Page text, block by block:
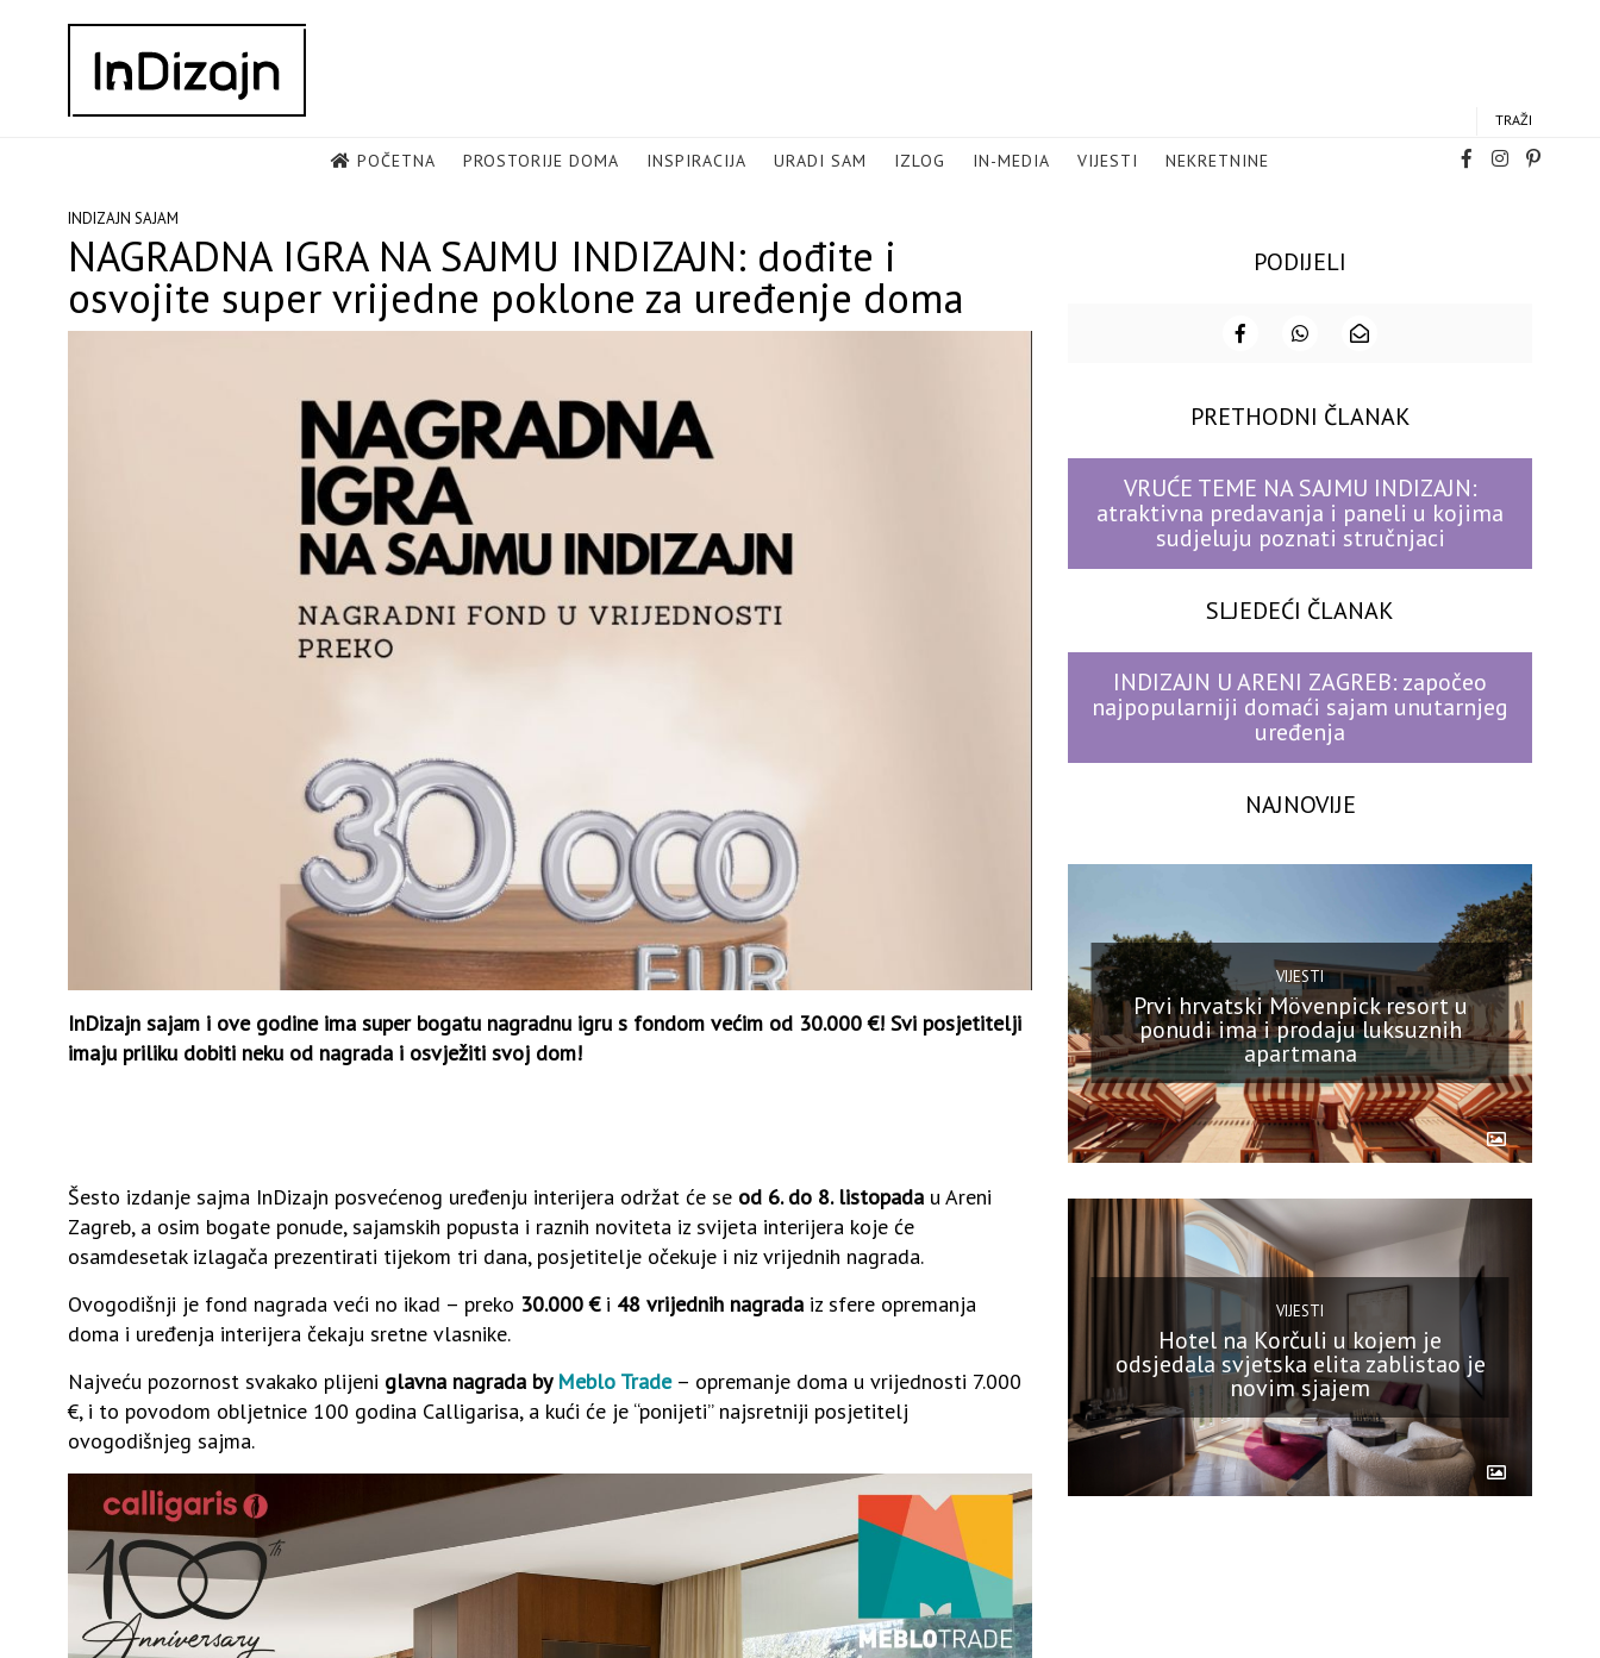
TRAŽI
POČETNA PROSTORIJE DOMA INSPIRACIJA URADI SAM IZLOG IN-MEDIA VIJESTI NEKRETNINE
INDIZAJN SAJAM
NAGRADNA IGRA NA SAJMU INDIZAJN: dođite i
osvojite super vrijedne poklone za uređenje doma
InDizajn sajam i ove godine ima super bogatu nagradnu igru s fondom većim od 30.000 €! Svi posjetitelji
imaju priliku dobiti neku od nagrada i osvježiti svoj dom!
Šesto izdanje sajma InDizajn posvećenog uređenju interijera održat će se od 6. do 8. listopada u Areni
Zagreb, a osim bogate ponude, sajamskih popusta i raznih noviteta iz svijeta interijera koje će
osamdesetak izlagača prezentirati tijekom tri dana, posjetitelje očekuje i niz vrijednih nagrada.
Ovogodišnji je fond nagrada veći no ikad – preko 30.000 €i 48 vrijednih nagrada iz sfere opremanja
doma i uređenja interijera čekaju sretne vlasnike.
Najveću pozornost svakako plijeni glavna nagrada by Meblo Trade– opremanje doma u vrijednosti 7.000
€, i to povodom obljetnice 100 godina Calligarisa, a kući će je “ponijeti” najsretniji posjetitelj
ovogodišnjeg sajma.
PODIJELI
PRETHODNI ČLANAK
VRUĆE TEME NA SAJMU INDIZAJN:
atraktivna predavanja i paneli u kojima
sudjeluju poznati stručnjaci
SLJEDEĆI ČLANAK
INDIZAJN U ARENI ZAGREB: započeo
najpopularniji domaći sajam unutarnjeg
uređenja
NAJNOVIJE
VIJESTI
Prvi hrvatski Mövenpick resort u
ponudi ima i prodaju luksuznih
apartmana
VIJESTI
Hotel na Korčuli u kojem je
odsjedala svjetska elita zablistao je
novim sjajem